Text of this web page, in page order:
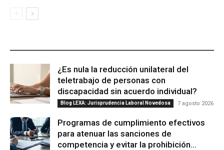
¿Es nula la reducción unilateral del
teletrabajo de personas con
discapacidad sin acuerdo individual?
Blog LEXA: Jurisprudencia Laboral Novedosa 7 agosto 2026
Programas de cumplimiento efectivos
para atenuar las sanciones de
competencia y evitar la prohibición...